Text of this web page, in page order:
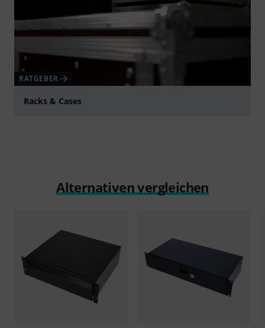
RATGEBER
Racks & Cases
Alternativen vergleichen